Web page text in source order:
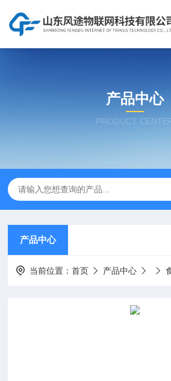
产品中心
PRODUCT
产品中心
当前位置：首页 产品中心